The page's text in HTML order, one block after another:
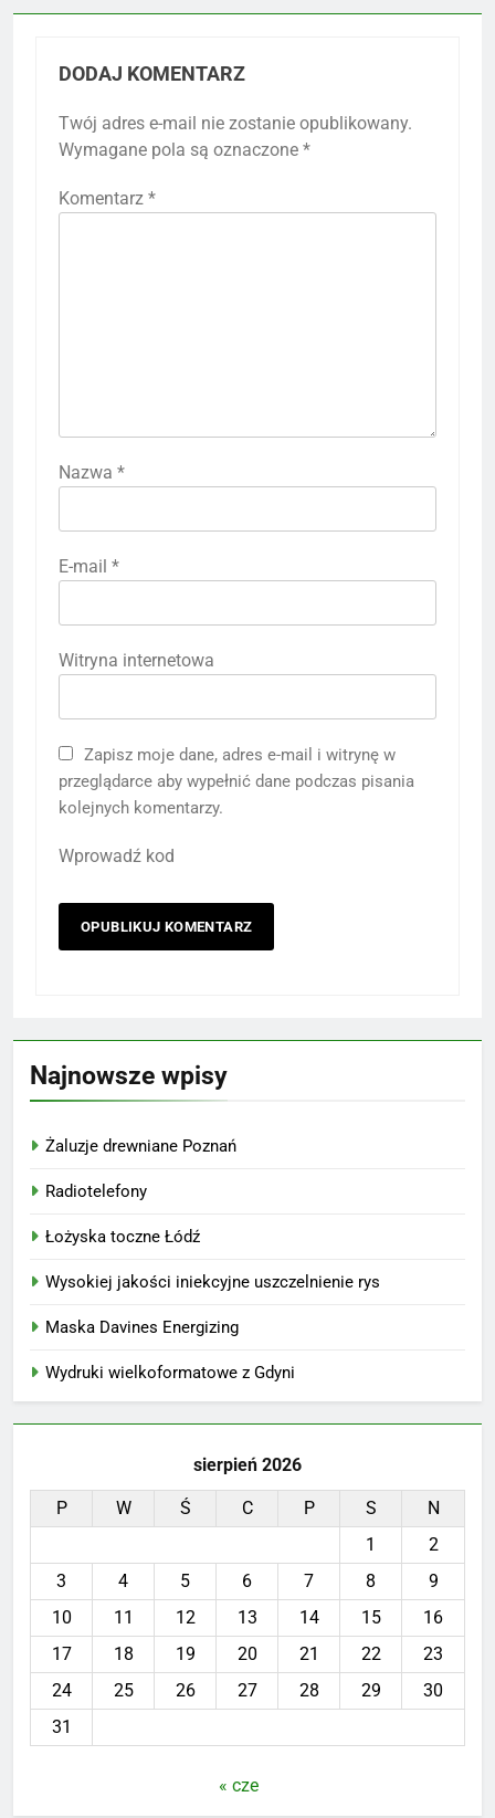
DODAJ KOMENTARZ
Twój adres e-mail nie zostanie opublikowany.
Wymagane pola są oznaczone *
Komentarz *
Nazwa *
E-mail *
Witryna internetowa
Zapisz moje dane, adres e-mail i witrynę w
przeglądarce aby wypełnić dane podczas pisania
kolejnych komentarzy.
Wprowadź kod
Najnowsze wpisy
Żaluzje drewniane Poznań
Radiotelefony
Łożyska toczne Łódź
Wysokiej jakości iniekcyjne uszczelnienie rys
Maska Davines Energizing
Wydruki wielkoformatowe z Gdyni
sierpień 2026
P W Ś C P S
N
1
2
3
4 5 6 7 8
9
10
11 12 13 14 15
16
17
18 19 20 21 22
23
24
25 26 27 28 29
30
31
« cze